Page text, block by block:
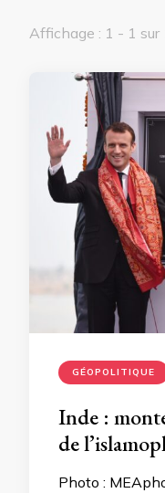
Affichage : 1 - 1 sur
GÉOPOLITIQUE
Inde :
de
Photo :